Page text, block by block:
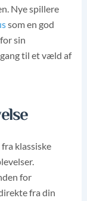
Nye spillere
som en god
sin
til et væld af
klassiske
for
fra din